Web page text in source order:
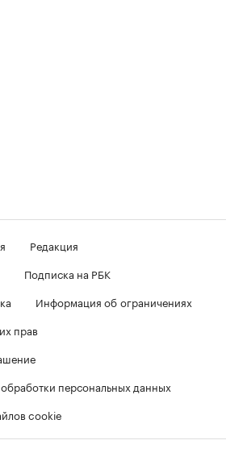
Редакция
Подписка на РБК
Информация об ограничениях
прав
персональных данных
cookie